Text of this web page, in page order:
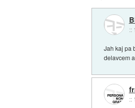
::
Jah kaj pa
delavcem
::